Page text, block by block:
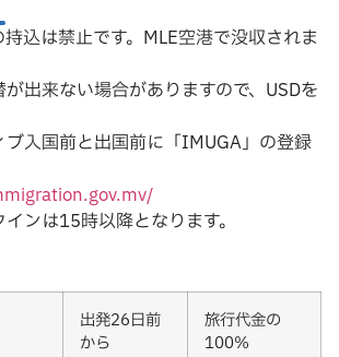
込は禁止です。MLE空港で没収されま
出来ない場合がありますので、USDを
入国前と出国前に「IMUGA」の登録
ンは15時以降となります。
出発26日前
から
旅行代金の
100%